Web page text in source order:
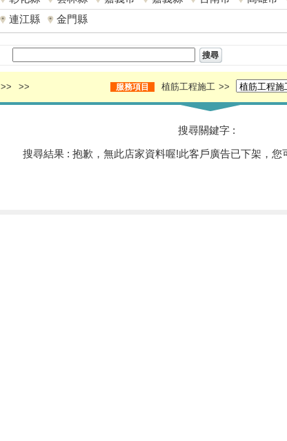
連江縣
金門縣
>> >> 服務項目 植筋工程施工 >>
搜尋關鍵字 :
搜尋結果 : 抱歉，無此店家資料喔!此客戶廣告已下架，您